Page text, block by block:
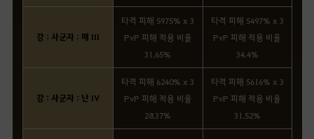
강 : 사군자 : 매 III
타격 피해 5975% x 3
PvP 피해 적용 비율
31.65%
타격 피해 5497% x 3
PvP 피해 적용 비율
34.4%
강 : 사군자 : 난 IV
타격 피해 6240% x 3
PvP 피해 적용 비율
28.37%
타격 피해 5616% x 3
PvP 피해 적용 비율
31.52%